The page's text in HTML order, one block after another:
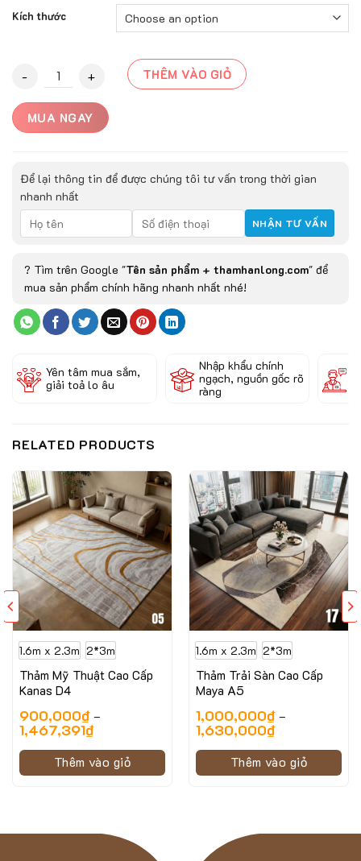
Kích thước
Thảm Trải Sàn Cao Cấp Maya B4 quantity
THÊM VÀO GIỎ
MUA NGAY
Để lại thông tin để được chúng tôi tư vấn trong thời gian
nhanh nhất
? Tìm trên Google "Tên sản phẩm + thamhanlong.com" để
mua sản phẩm chính hãng nhanh nhất nhé!
Yên tâm mua sắm,
giải toả lo âu
Nhập khẩu chính
ngạch, nguồn gốc rõ
ràng
RELATED PRODUCTS
1.6m x 2.3m 2*3m
Thảm Mỹ Thuật Cao Cấp
Kanas D4
900,000₫–
1,467,391₫
Thêm vào giỏ
1.6m x 2.3m 2*3m
Thảm Trải Sàn Cao Cấp
Maya A5
1,000,000₫–
1,630,000₫
Thêm vào giỏ